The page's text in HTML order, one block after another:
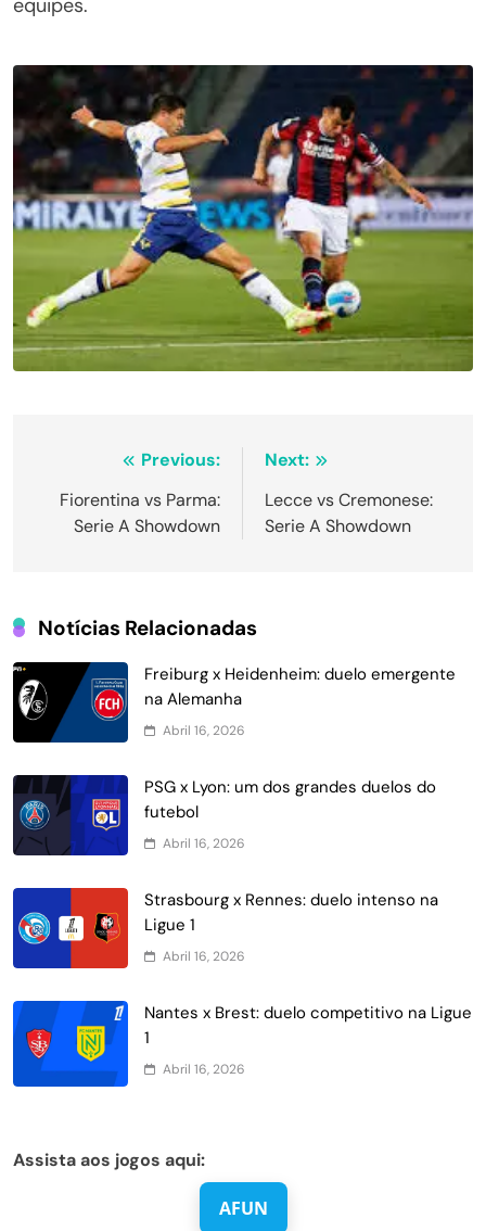
Navegação
de
Post
Previous:
Fiorentina vs Parma:
Serie A Showdown
Next:
Lecce vs Cremonese:
Serie A Showdown
Notícias Relacionadas
Freiburg x Heidenheim: duelo emergente
na Alemanha
Abril 16, 2026
PSG x Lyon: um dos grandes duelos do
futebol
Abril 16, 2026
Strasbourg x Rennes: duelo intenso na
Ligue 1
Abril 16, 2026
Nantes x Brest: duelo competitivo na Ligue
1
Abril 16, 2026
Assista aos jogos aqui:
AFUN